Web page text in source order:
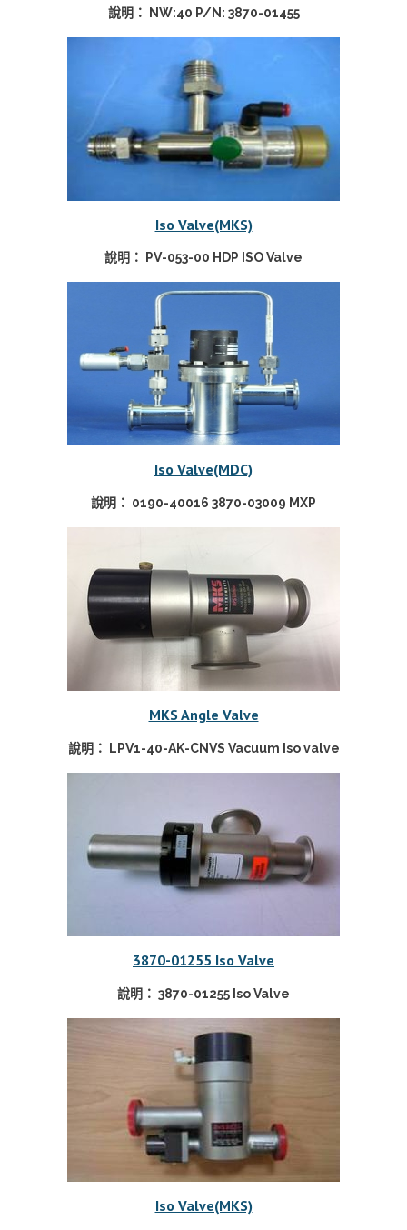
說明： NW:40 P/N: 3870-01455
Iso Valve(MKS)
說明： PV-053-00 HDP ISO Valve
Iso Valve(MDC)
說明： 0190-40016 3870-03009 MXP
MKS Angle Valve
說明： LPV1-40-AK-CNVS Vacuum Iso valve
3870-01255 Iso Valve
說明： 3870-01255 Iso Valve
Iso Valve(MKS)